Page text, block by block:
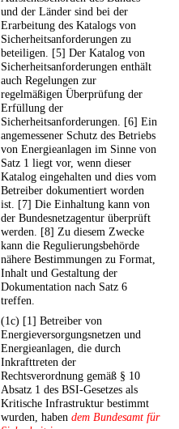
und der Länder sind bei der
Erarbeitung des Katalogs von
Sicherheitsanforderungen zu
beteiligen. [5] Der Katalog von
Sicherheitsanforderungen enthält
auch Regelungen zur
regelmäßigen Überprüfung der
Erfüllung der
Sicherheitsanforderungen. [6] Ein
angemessener Schutz des Betriebs
von Energieanlagen im Sinne von
Satz 1 liegt vor, wenn dieser
Katalog eingehalten und dies vom
Betreiber dokumentiert worden
ist. [7] Die Einhaltung kann von
der Bundesnetzagentur überprüft
werden. [8] Zu diesem Zwecke
kann die Regulierungsbehörde
nähere Bestimmungen zu Format,
Inhalt und Gestaltung der
Dokumentation nach Satz 6
treffen.
(1c) [1] Betreiber von
Energieversorgungsnetzen und
Energieanlagen, die durch
Inkrafttreten der
Rechtsverordnung gemäß § 10
Absatz 1 des BSI-Gesetzes als
Kritische Infrastruktur bestimmt
wurden, haben dem Bundesamt für